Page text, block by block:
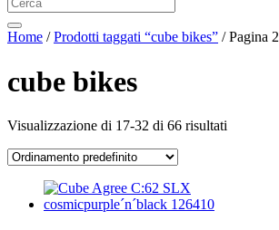
Home /Prodotti taggati “cube bikes” / Pagina 2
cube bikes
Visualizzazione di 17-32 di 66 risultati